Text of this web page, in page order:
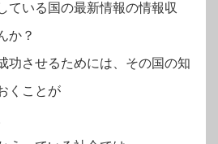
ている国の最新情報の情報収
か？
功させるためには、その国の知
くことが